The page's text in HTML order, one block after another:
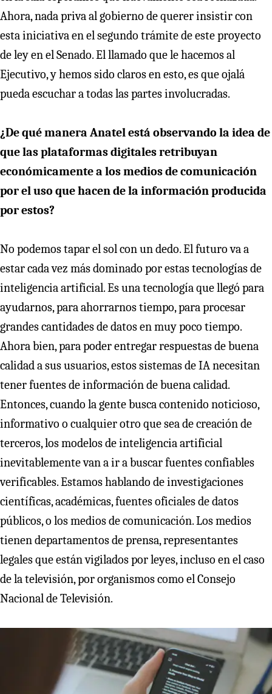
Ahora, nada priva al gobierno de querer insistir con
esta iniciativa en el segundo trámite de este proyecto
de ley en el Senado. El llamado que le hacemos al
Ejecutivo, y hemos sido claros en esto, es que ojalá
pueda escuchar a todas las partes involucradas.
¿De qué manera Anatel está observando la idea de
que las plataformas digitales retribuyan
económicamente a los medios de comunicación
por el uso que hacen de la información producida
por estos?
No podemos tapar el sol con un dedo. El futuro va a
estar cada vez más dominado por estas tecnologías de
inteligencia artificial. Es una tecnología que llegó para
ayudarnos, para ahorrarnos tiempo, para procesar
grandes cantidades de datos en muy poco tiempo.
Ahora bien, para poder entregar respuestas de buena
calidad a sus usuarios, estos sistemas de IA necesitan
tener fuentes de información de buena calidad.
Entonces, cuando la gente busca contenido noticioso,
informativo o cualquier otro que sea de creación de
terceros, los modelos de inteligencia artificial
inevitablemente van a ir a buscar fuentes confiables
verificables. Estamos hablando de investigaciones
científicas, académicas, fuentes oficiales de datos
públicos, o los medios de comunicación. Los medios
tienen departamentos de prensa, representantes
legales que están vigilados por leyes, incluso en el caso
de la televisión, por organismos como el Consejo
Nacional de Televisión.